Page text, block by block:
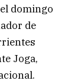
domingo
de
Joga,